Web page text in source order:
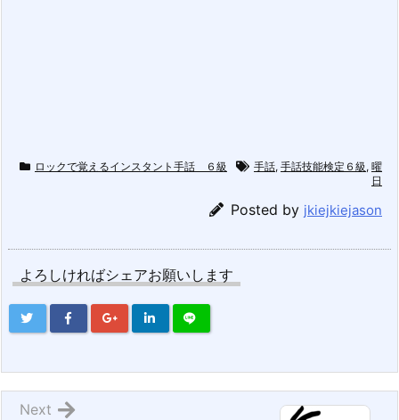
ロックで覚えるインスタント手話 ６級 手話, 手話技能検定６級, 曜
日
Posted by jkiejkiejason
よろしければシェアお願いします
Next